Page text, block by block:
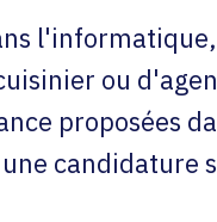
ou
proposées
candidature